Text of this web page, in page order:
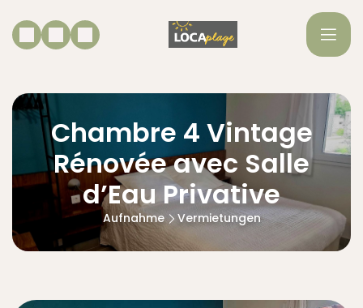
Chambre 4 Vintage
Rénovée avec Salle
d’Eau Privative
Aufnahme Vermietungen